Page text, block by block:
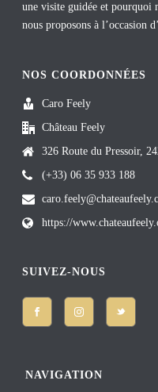
une visite guidée et pourquoi
nous proposons à l’occasion
NOS COORDONNÉES
Caro Feely
Château Feely
326 Route du Pressoir,
(+33) 06 35 933 188
https://
SUIVEZ-NOUS
NAVIGATION